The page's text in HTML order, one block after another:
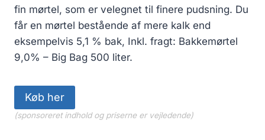
fin mørtel, som er velegnet til finere pudsning. Du
får en mørtel bestående af mere kalk end
eksempelvis 5,1 % bak, Inkl. fragt: Bakkemørtel
9,0% – Big Bag 500 liter.
Køb her
(sponsoreret indhold og priserne er vejledende)